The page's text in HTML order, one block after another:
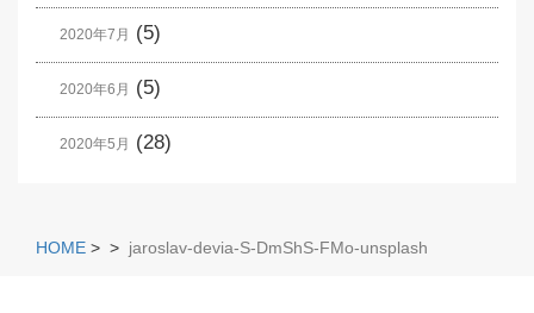
2020年7月 (5)
2020年6月 (5)
2020年5月 (28)
HOME > > jaroslav-devia-S-DmShS-FMo-unsplash